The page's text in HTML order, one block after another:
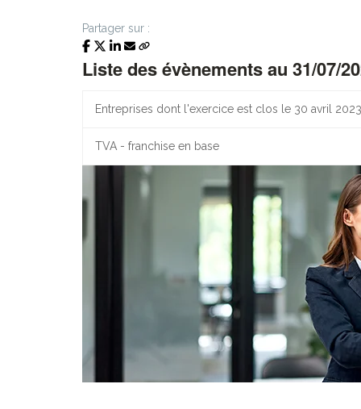
Partager sur :
Liste des évènements au 31/07/
Entreprises dont l'exercice est clos le 30 avril 2023
TVA - franchise en base